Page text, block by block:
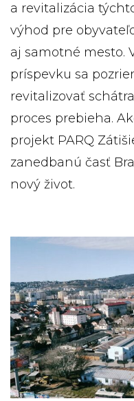
a revitalizácia
výhod pre
aj samotné mesto.
príspevku sa
revitalizovať
proces prebieha.
projekt PARQ
zanedbanú časť
nový život.